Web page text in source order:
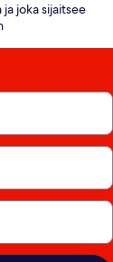
joka sijaitsee